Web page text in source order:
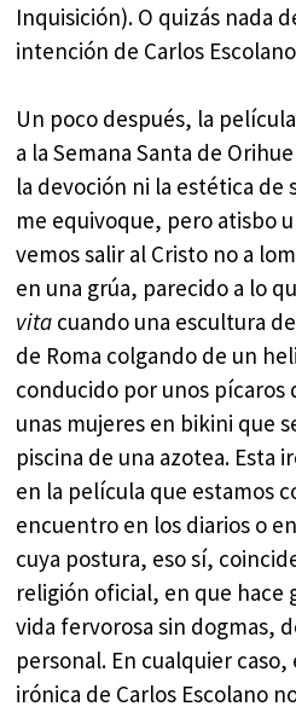
Inquisición). O quizás nada
intención de Carlos
Un poco después, la
a la Semana Santa de
la devoción ni la estética de
me equivoque, pero atisbo
vemos salir al Cristo no a
en una grúa, parecido a lo
vita cuando una escultura
de Roma colgando de un
conducido por unos
unas mujeres en bikini que
piscina de una azotea. Esta
en la película que estamos
encuentro en los diarios o
cuya postura, eso sí,
religión oficial, en que hace
vida fervorosa sin dogmas,
personal. En cualquier
irónica de Carlos Escolano